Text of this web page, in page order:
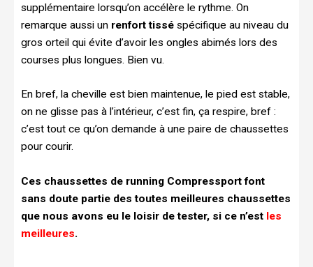
supplémentaire lorsqu’on accélère le rythme. On
remarque aussi un renfort tissé spécifique au niveau du
gros orteil qui évite d’avoir les ongles abimés lors des
courses plus longues. Bien vu.
En bref, la cheville est bien maintenue, le pied est stable,
on ne glisse pas à l’intérieur, c’est fin, ça respire, bref :
c’est tout ce qu’on demande à une paire de chaussettes
pour courir.
Ces chaussettes de running Compressport font
sans doute partie des toutes meilleures chaussettes
que nous avons eu le loisir de tester, si ce n’est les
meilleures.